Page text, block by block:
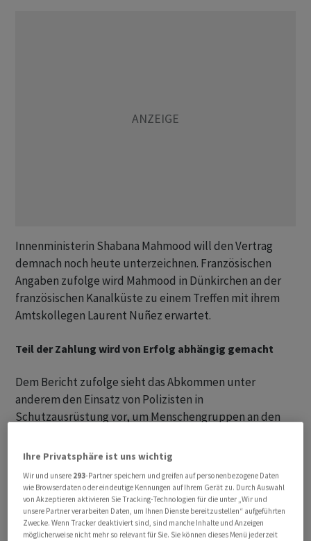
Innenministerin Shabana Mahmood will den Vertrag
demnach noch heute unterzeichnen. Französischen
Angaben zufolge wird Mahmood in Dünkirchen an der
französischen Kanalküste zu einem Treffen mit ihrem
Amtskollegen Laurent Nuñez erwartet.
Teil der Zahlung wird von Erfolg abhängig gemacht
Dem Bericht zufolge sieht das Abkommen unter
anderem den Einsatz von Polizisten in
Schutzausrüstung vor, um Menschengruppen an den
soll im Sommer in Kraft treten und die bisherige
Vereinbarung ablösen. Die Zahlung eines Teils der
vereinbarten Summe werde aber davon abhängig
gemacht, ob die Zahl der Migranten tatsächlich
zurückgehe.
Ihre Privatsphäre ist uns wichtig
Wir und unsere 293-Partner speichern und greifen auf personenbezogene Daten
wie Browserdaten oder eindeutige Kennungen auf Ihrem Gerät zu. Durch Auswahl
von Akzeptieren aktivieren Sie Tracking-Technologien für die unter „Wir und
unsere Partner verarbeiten Daten, um Ihnen Dienste bereitzustellen“ aufgeführten
Zwecke. Wenn Tracker deaktiviert sind, sind manche Inhalte und Anzeigen
möglicherweise nicht mehr so relevant für Sie. Sie können dieses Menü jederzeit